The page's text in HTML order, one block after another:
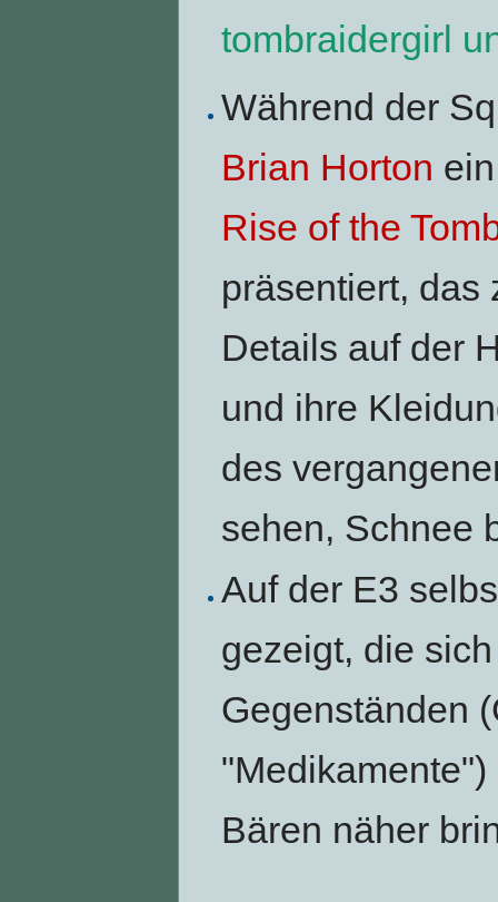
tombraidergirl
Während der
Brian Horton
Rise of the
präsentiert, das
Details auf der
und ihre
des
sehen, Schnee
Auf der E3
gezeigt, die
Gegenständen
Bären näher